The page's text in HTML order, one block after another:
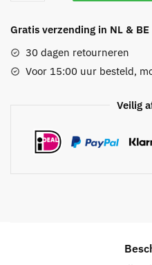
Gratis verzending in NL &
30 dagen retourneren
Voor 15:00 uur besteld,
Veilig